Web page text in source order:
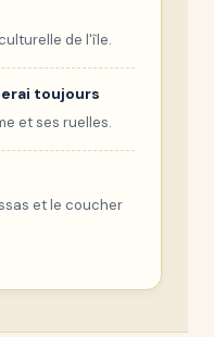
de l'île.
toujours
et ses ruelles.
et le coucher